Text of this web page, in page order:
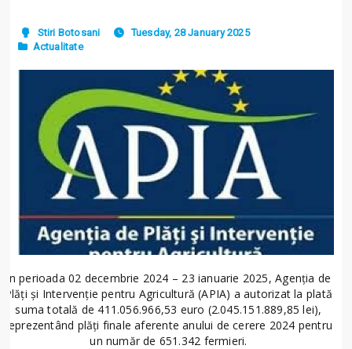
Stiri Botosani
Tuesday, 28 January 2025
Actualitate
În perioada 02 decembrie 2024 – 23 ianuarie 2025, Agenția de
Plăți și Intervenție pentru Agricultură (APIA) a autorizat la plată
suma totală de 411.056.966,53 euro (2.045.151.889,85 lei),
reprezentând plăți finale aferente anului de cerere 2024 pentru
un număr de 651.342 fermieri.